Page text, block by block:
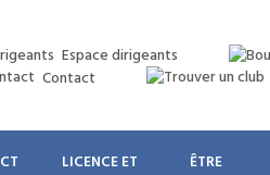
Espace dirigeants
Contact
LICENCE ET
ÊTRE